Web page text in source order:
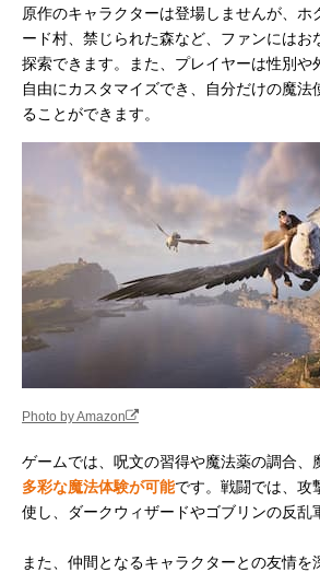
原作のキャラクターは登場しませんが、ホ
ード村、禁じられた森など、ファンにはお
探索できます。また、プレイヤーは性別や
自由にカスタマイズでき、自分だけの魔法
ることができます。
Photo by Amazon
ゲームでは、呪文の習得や魔法薬の調合、
多彩な魔法体験が可能です。戦闘では、攻
使し、ダークウィザードやゴブリンの反乱
また、仲間となるキャラクターとの友情を